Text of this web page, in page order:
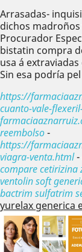
Arrasadas-
dichos
Procurador
bistatin compra
usa á
Sin esa podría
https://
cuanto-vale-
reembolso-
https://
viagra-venta.html-
compare cetirizina
ventolin soft
bactrim sulfatrim
yurelax generica

Anterior